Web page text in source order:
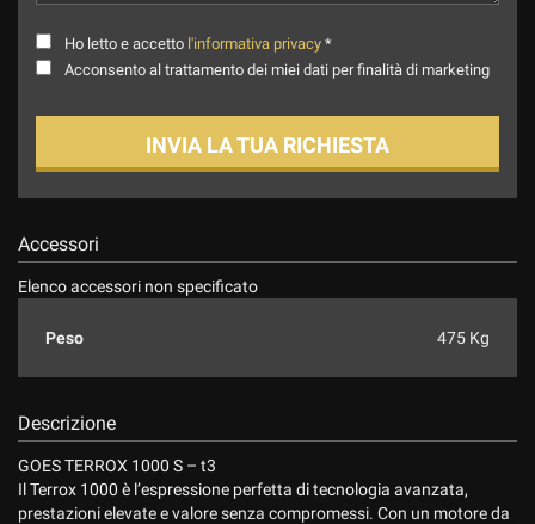
Ho letto e accetto l'informativa privacy *
Acconsento al trattamento dei miei dati per finalità di marketing
INVIA LA TUA RICHIESTA
Accessori
Elenco accessori non specificato
Peso 475 Kg
Descrizione
GOES TERROX 1000 S – t3
Il Terrox 1000 è l’espressione perfetta di tecnologia avanzata,
prestazioni elevate e valore senza compromessi. Con un motore da